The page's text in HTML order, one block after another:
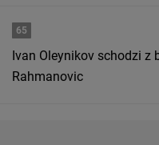
65
Ivan Oleynikov schodzi z
Rahmanovic